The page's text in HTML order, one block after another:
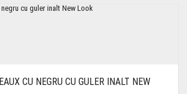
CU NEGRU CU GULER INALT NEW